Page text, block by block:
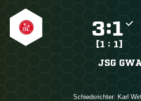
:
[1 : 1]
JSG
Schiedsrichter: 